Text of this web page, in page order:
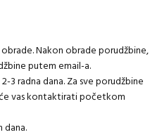
Nakon obrade porudžbine,
putem email-a.
radna dana. Za sve porudžbine
vas kontaktirati početkom